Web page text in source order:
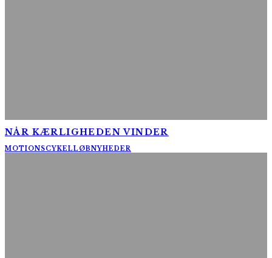
NÅR KÆRLIGHEDEN VINDER
MOTIONSCYKELLØBNYHEDER